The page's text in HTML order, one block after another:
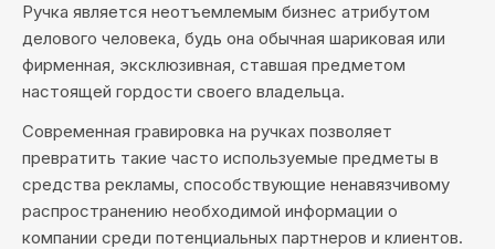
Ручка является неотъемлемым бизнес атрибутом
делового человека, будь она обычная шариковая или
фирменная, эксклюзивная, ставшая предметом
настоящей гордости своего владельца.
Современная гравировка на ручках позволяет
превратить такие часто используемые предметы в
средства рекламы, способствующие ненавязчивому
распространению необходимой информации о
компании среди потенциальных партнеров и клиентов.